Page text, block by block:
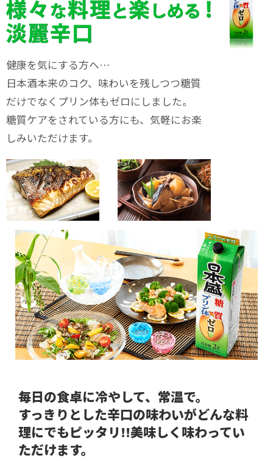
健康を気にする方へ…
日本酒本来のコク、味わいを残しつつ糖質
だけでなくプリン体もゼロにしました。
糖質ケアをされている方にも、気軽にお楽
しみいただけます。
毎日の食卓に冷やして、常温で。
すっきりとした辛口の味わいがどんな料
理にでもピッタリ!!美味しく味わってい
ただけます。